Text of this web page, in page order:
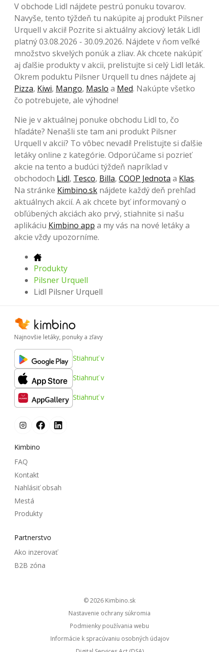
V obchode Lidl nájdete pestrú ponuku tovarov.
Navyše, tento týždeň tu nakúpite aj produkt Pilsner
Urquell v akcii! Pozrite si aktuálny akciový leták Lidl
platný 03.08.2026 - 30.09.2026. Nájdete v ňom veľké
množstvo skvelých ponúk a zliav. Ak chcete nakúpiť
aj ďalšie produkty v akcii, prelistujte si celý Lidl leták.
Okrem poduktu Pilsner Urquell tu dnes nájdete aj
Pizza, Kiwi, Mango, Maslo a Med. Nakúpte všetko
čo potrebujete, ale výhodne!
Nie je v aktuálnej ponuke obchodu Lidl to, čo
hľadáte? Nenašli ste tam ani produkt Pilsner
Urquell v akcii? To vôbec nevadí! Prelistujte si ďalšie
letáky online z kategórie. Odporúčame si pozrieť
akcie na tento a budúci týždeň napríklad v
obchodoch Lidl, Tesco, Billa, COOP Jednota a Klas.
Na stránke Kimbino.sk nájdete každý deň prehľad
aktuálnych akcií. A ak chcete byť informovaný o
obľúbených akciách ako prvý, stiahnite si našu
aplikáciu Kimbino app a my vás na nové letáky a
akcie vždy upozorníme.
Produkty
Pilsner Urquell
Lidl Pilsner Urquell
Najnovšie letáky, ponuky a zľavy
Stiahnuť v
Stiahnuť v
Stiahnuť v
Kimbino
FAQ
Kontakt
Nahlásiť obsah
Mestá
Produkty
Partnerstvo
Ako inzerovať
B2B zóna
© 2026
kimbino.sk
Nastavenie ochrany súkromia
Podmienky používania webu
Informácie k spracúvaniu osobných údajov